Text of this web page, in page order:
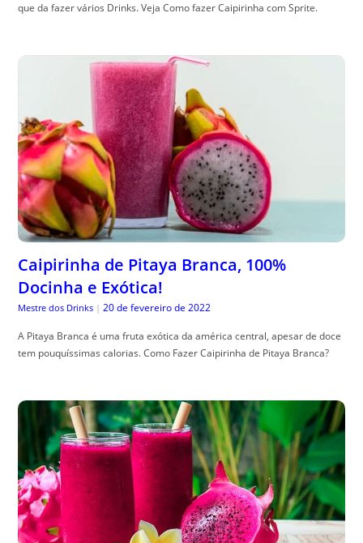
que da fazer vários Drinks. Veja Como fazer Caipirinha com Sprite.
Caipirinha de Pitaya Branca, 100%
Docinha e Exótica!
Mestre dos Drinks | 20 de fevereiro de 2022
A Pitaya Branca é uma fruta exótica da américa central, apesar de doce
tem pouquíssimas calorias. Como Fazer Caipirinha de Pitaya Branca?